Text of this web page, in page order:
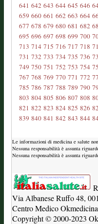
641 642 643 644 645 646
659 660 661 662 663 664
677 678 679 680 681 682
695 696 697 698 699 700
713 714 715 716 717 718
731 732 733 734 735 736
749 750 751 752 753 754
767 768 769 770 771 772
785 786 787 788 789 790
803 804 805 806 807 808
821 822 823 824 825 826
839 840 841 842 843 844
Le informazioni di medicina e salute
Nessuna responsabilità è assunta
Nessuna responsabilità è assunta
Via Albanese Ruffo 48,
Centro Medico
Copyright © 2000-2023